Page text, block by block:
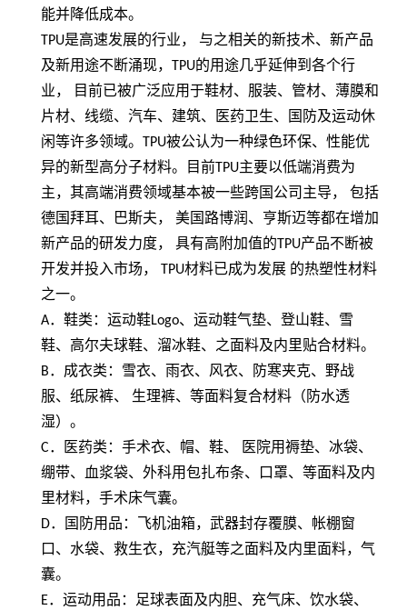
能并降低成本。
TPU是高速发展的行业， 与之相关的新技术、新产品
及新用途不断涌现， TPU的用途几乎延伸到各个行
业， 目前已被广泛应用于鞋材、服装、管材、薄膜和
片材、线缆、汽车、建筑、医药卫生、国防及运动休
闲等许多领域。 TPU被公认为一种绿色环保、性能优
异的新型高分子材料。目前TPU主要以低端消费为
主，其高端消费领域基本被一些跨国公司主导， 包括
德国拜耳、巴斯夫， 美国路博润、亨斯迈等都在增加
新产品的研发力度， 具有高附加值的TPU产品不断被
开发并投入市场， TPU材料已成为发展 的热塑性材料
之一。
A．鞋类：运动鞋Logo、运动鞋气垫、登山鞋、雪
鞋、高尔夫球鞋、溜冰鞋、之面料及内里贴合材料。
B．成衣类：雪衣、雨衣、风衣、防寒夹克、野战
服、纸尿裤、 生理裤、等面料复合材料（防水透
湿）。
C．医药类：手术衣、帽、鞋、 医院用褥垫、冰袋、
绷带、血浆袋、外科用包扎布条、口罩、等面料及内
里材料，手术床气囊。
D．国防用品：飞机油箱，武器封存覆膜、帐棚窗
口、水袋、救生衣，充汽艇等之面料及内里面料，气
囊。
E．运动用品：足球表面及内胆、充气床、饮水袋、